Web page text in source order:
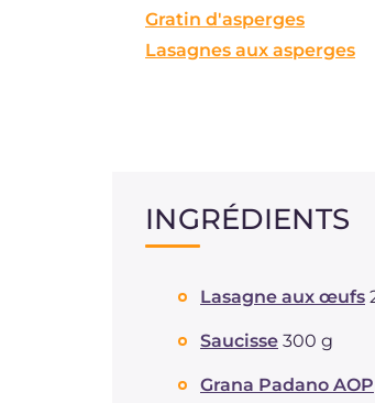
Gratin d'asperges
Lasagnes aux asperges
INGRÉDIENTS
Lasagne aux œufs
Saucisse 300 g
Grana Padano AOP